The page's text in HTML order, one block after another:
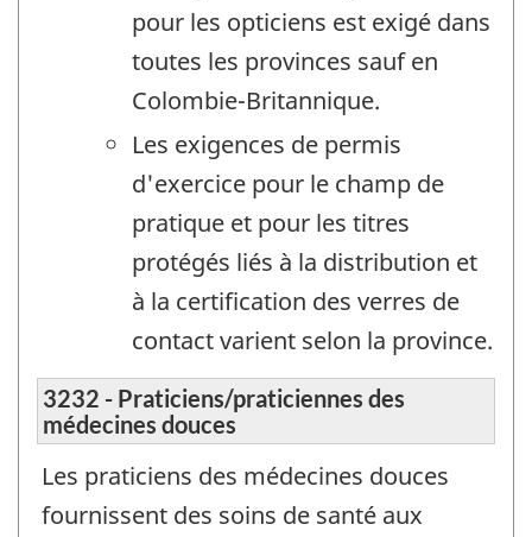
pour les opticiens est exigé dans
toutes les provinces sauf en
Colombie-Britannique.
Les exigences de permis
d'exercice pour le champ de
pratique et pour les titres
protégés liés à la distribution et
à la certification des verres de
contact varient selon la province.
3232 - Praticiens/praticiennes des
médecines douces
Les praticiens des médecines douces
fournissent des soins de santé aux